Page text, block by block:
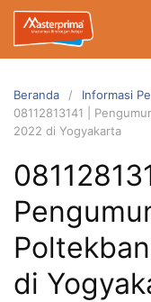
Langsung
konten
Beranda
Informasi
08112813141 |
2022 di Yogyakarta
di